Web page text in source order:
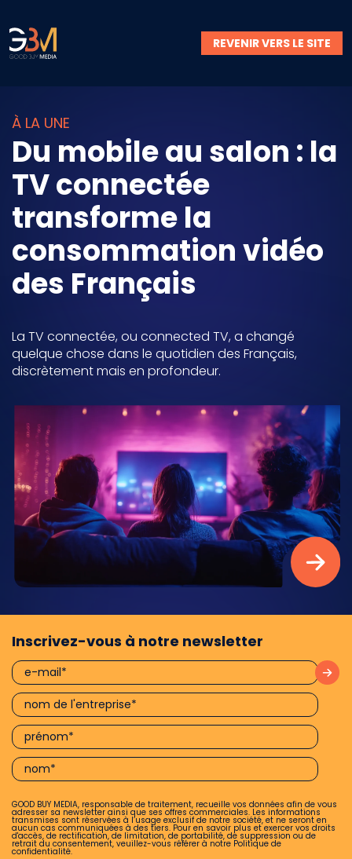
REVENIR VERS LE SITE
À LA UNE
Du mobile au salon : la
TV connectée
transforme la
consommation vidéo
des Français
La TV connectée, ou connected TV, a changé
quelque chose dans le quotidien des Français,
discrètement mais en profondeur.
Inscrivez-vous à notre newsletter
GOOD BUY MEDIA, responsable de traitement, recueille vos données afin de vous
adresser sa newsletter ainsi que ses offres commerciales. Les informations
transmises sont réservées à l’usage exclusif de notre société, et ne seront en
aucun cas communiquées à des tiers. Pour en savoir plus et exercer vos droits
d'accès, de rectification, de limitation, de portabilité, de suppression ou de
retrait du consentement, veuillez-vous référer à notre Politique de
confidentialité.